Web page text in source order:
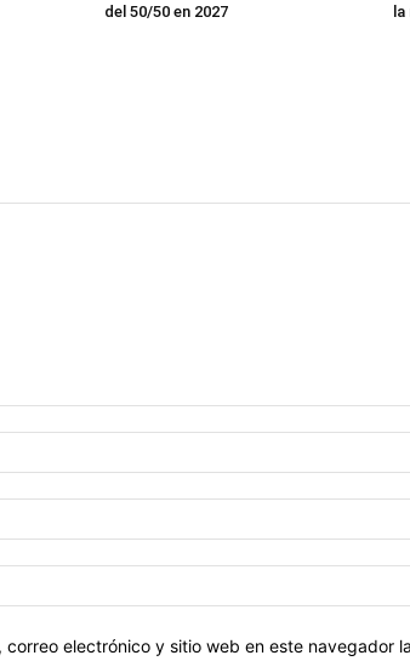
del 50/50 en 2027
la
correo electrónico y sitio web en este navegador